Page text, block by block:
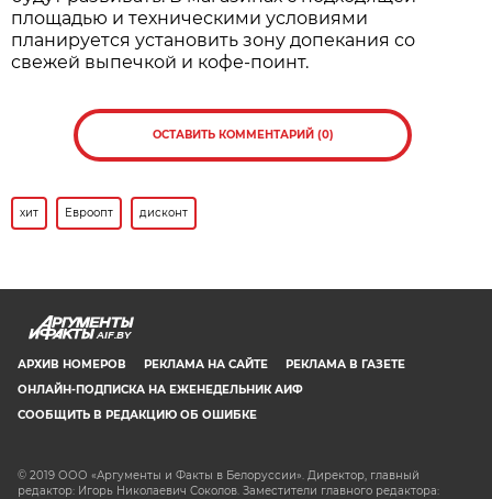
площадью и техническими условиями
планируется установить зону допекания со
свежей выпечкой и кофе-поинт.
ОСТАВИТЬ КОММЕНТАРИЙ (0)
хит Евроопт дисконт
AIF.BY
АРХИВ НОМЕРОВ РЕКЛАМА НА САЙТЕ
РЕКЛАМА В ГАЗЕТЕ
ОНЛАЙН-ПОДПИСКА НА ЕЖЕНЕДЕЛЬНИК АИФ
СООБЩИТЬ В РЕДАКЦИЮ ОБ ОШИБКЕ
© 2019 ООО «Аргументы и Факты в Белоруссии». Директор, главный
редактор: Игорь Николаевич Соколов. Заместители главного редактора: